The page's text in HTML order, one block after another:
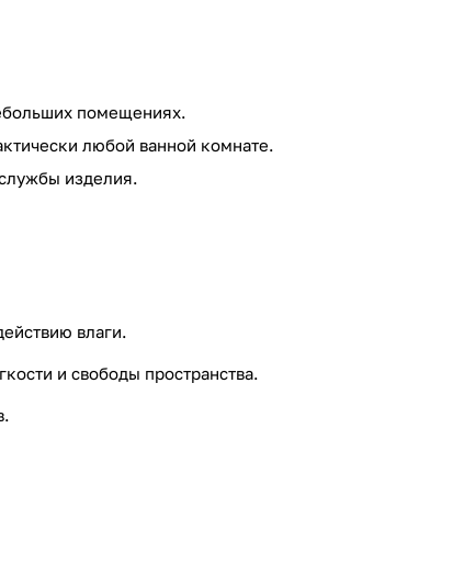
помещениях.
любой ванной комнате.
изделия.
влаги.
и свободы пространства.